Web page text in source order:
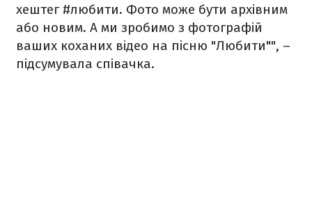
хештег #любити. Фото може бути архівним
або новим. А ми зробимо з фотографій
ваших коханих відео на пісню "Любити"", –
підсумувала співачка.